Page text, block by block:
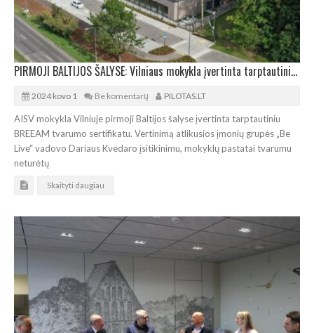
PIRMOJI BALTIJOS ŠALYSE: Vilniaus mokykla įvertinta tarptautiniu tvarumo sertifikatu
2024 kovo 1 Be komentarų PILOTAS.LT
AISV mokykla Vilniuje pirmoji Baltijos šalyse įvertinta tarptautiniu
BREEAM tvarumo sertifikatu. Vertinimą atlikusios įmonių grupės „Be
Live“ vadovo Dariaus Kvedaro įsitikinimu, mokyklų pastatai tvarumu
neturėtų
Skaityti daugiau